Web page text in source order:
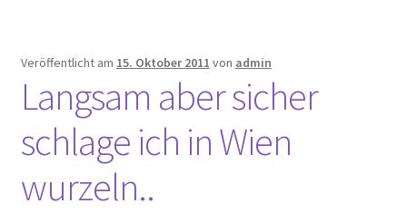
Veröffentlicht am 15. Oktober 2011 von admin
Langsam aber sicher
schlage ich in Wien
wurzeln..